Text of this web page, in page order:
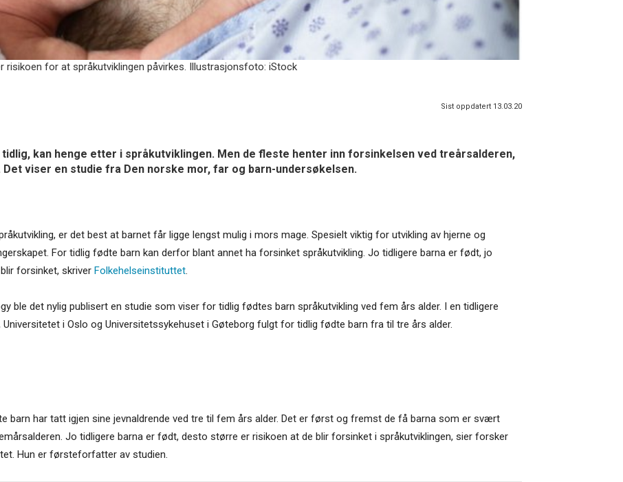
for at språkutviklingen påvirkes. Illustrasjonsfoto: iStock
Sist oppdatert 13.03.20
kan henge etter i språkutviklingen. Men de fleste henter inn forsinkelsen ved treårsalderen,
viser en studie fra Den norske mor, far og barn-undersøkelsen.
er det best at barnet får ligge lengst mulig i mors mage. Spesielt viktig for utvikling av hjerne og
For tidlig fødte barn kan derfor blant annet ha forsinket språkutvikling. Jo tidligere barna er født, jo
forsinket, skriver Folkehelseinstituttet.
ble det nylig publisert en studie som viser for tidlig fødtes barn språkutvikling ved fem års alder. I en tidligere
i Oslo og Universitetssykehuset i Gøteborg fulgt for tidlig fødte barn fra til tre års alder.
barn har tatt igjen sine jevnaldrende ved tre til fem års alder. Det er først og fremst de få barna som er svært
Jo tidligere barna er født, desto større er risikoen at de blir forsinket i språkutviklingen, sier forsker
Hun er førsteforfatter av studien.